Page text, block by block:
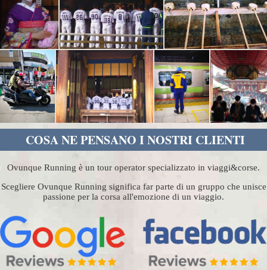
COSA NE PENSANO I NOSTRI CLIENTI
Ovunque Running è un tour operator specializzato in viaggi&corse.
Scegliere Ovunque Running significa far parte di un gruppo che unisce
passione per la corsa all'emozione di un viaggio.